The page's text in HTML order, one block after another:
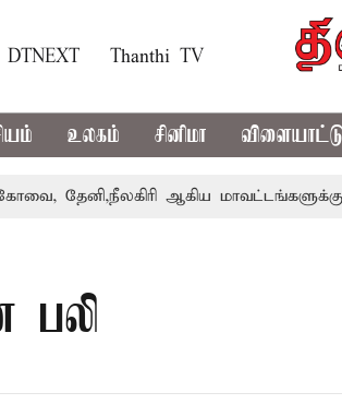
DTNEXT Thanthi TV
உலகம் சினிமா விளையாட்டு
தேனி,நீலகிரி ஆகிய மாவட்டங்களுக்கு
பலி